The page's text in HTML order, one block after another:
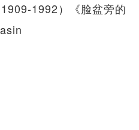
1992）《脸盆旁的